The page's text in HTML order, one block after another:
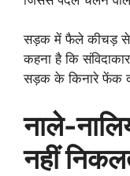
सड़क में फैले कीचड़ से
कहना है कि
सड़क के किनारे फेंक दी
नाले-
नहीं